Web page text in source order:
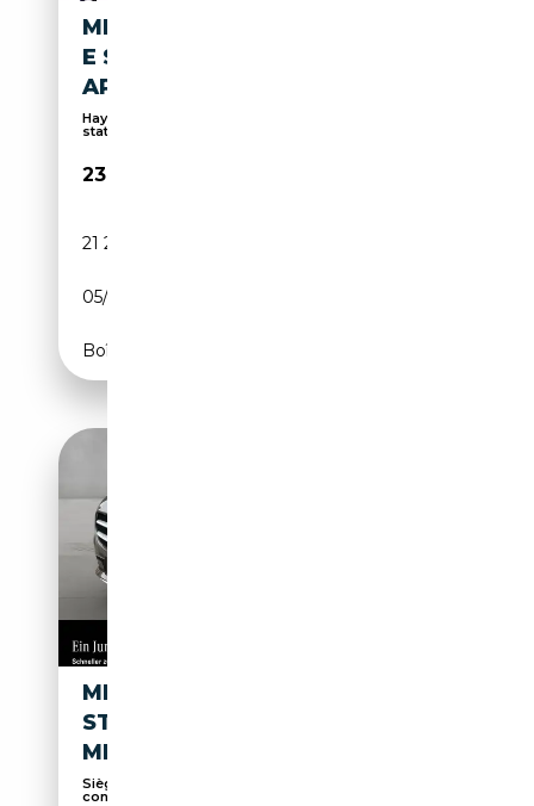
MERCEDES-BENZ B 250 B 250
E STYLE LED TEMPOM
APPLECARPLAY PARKTRONIC
Hayon arrière électrique, Système d'aide au
statio...
23 980€
21 278 km
05/2022
Boîte automatique
MERCEDES-BENZ B 250 E
STYLE LED BUSINESS DAB
MEMO TOTWI KAMERA
Sièges électriques, Sièges sport, Airbag
conducteu...